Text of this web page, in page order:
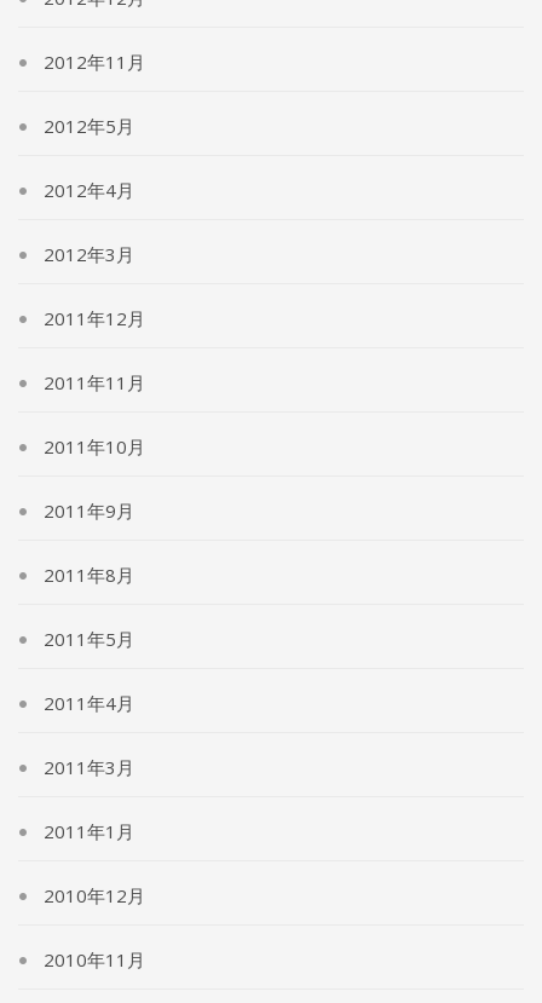
2012年11月
2012年5月
2012年4月
2012年3月
2011年12月
2011年11月
2011年10月
2011年9月
2011年8月
2011年5月
2011年4月
2011年3月
2011年1月
2010年12月
2010年11月